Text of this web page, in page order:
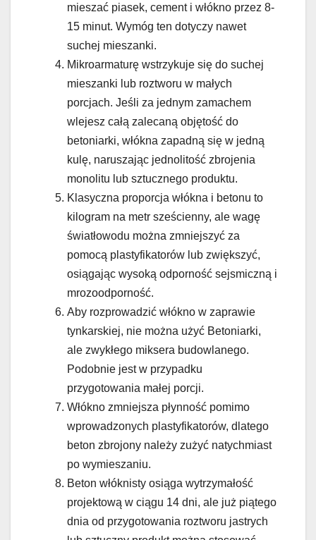
mieszać piasek, cement i włókno przez 8-
15 minut. Wymóg ten dotyczy nawet
suchej mieszanki.
Mikroarmaturę wstrzykuje się do suchej
mieszanki lub roztworu w małych
porcjach. Jeśli za jednym zamachem
wlejesz całą zalecaną objętość do
betoniarki, włókna zapadną się w jedną
kulę, naruszając jednolitość zbrojenia
monolitu lub sztucznego produktu.
Klasyczna proporcja włókna i betonu to
kilogram na metr sześcienny, ale wagę
światłowodu można zmniejszyć za
pomocą plastyfikatorów lub zwiększyć,
osiągając wysoką odporność sejsmiczną i
mrozoodporność.
Aby rozprowadzić włókno w zaprawie
tynkarskiej, nie można użyć Betoniarki,
ale zwykłego miksera budowlanego.
Podobnie jest w przypadku
przygotowania małej porcji.
Włókno zmniejsza płynność pomimo
wprowadzonych plastyfikatorów, dlatego
beton zbrojony należy zużyć natychmiast
po wymieszaniu.
Beton włóknisty osiąga wytrzymałość
projektową w ciągu 14 dni, ale już piątego
dnia od przygotowania roztworu jastrych